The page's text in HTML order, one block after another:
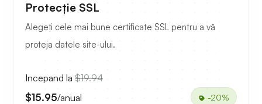
Protecție SSL
Alegeți cele mai bune certificate SSL pentru a vă
proteja datele site-ului.
Incepand la $19.94
$15.95/anual -20%